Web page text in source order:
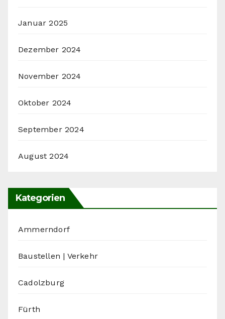
Januar 2025
Dezember 2024
November 2024
Oktober 2024
September 2024
August 2024
Kategorien
Ammerndorf
Baustellen | Verkehr
Cadolzburg
Fürth